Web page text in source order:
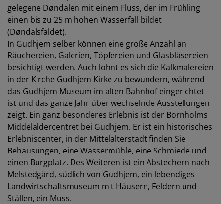
gelegene Døndalen mit einem Fluss, der im Frühling
einen bis zu 25 m hohen Wasserfall bildet
(Døndalsfaldet).
In Gudhjem selber können eine große Anzahl an
Räuchereien, Galerien, Töpfereien und Glasbläsereien
besichtigt werden. Auch lohnt es sich die Kalkmalereien
in der Kirche Gudhjem Kirke zu bewundern, während
das Gudhjem Museum im alten Bahnhof eingerichtet
ist und das ganze Jahr über wechselnde Ausstellungen
zeigt. Ein ganz besonderes Erlebnis ist der Bornholms
Middelaldercentret bei Gudhjem. Er ist ein historisches
Erlebniscenter, in der Mittelalterstadt finden Sie
Behausungen, eine Wassermühle, eine Schmiede und
einen Burgplatz. Des Weiteren ist ein Abstechern nach
Melstedgård, südlich von Gudhjem, ein lebendiges
Landwirtschaftsmuseum mit Häusern, Feldern und
Ställen, ein Muss.